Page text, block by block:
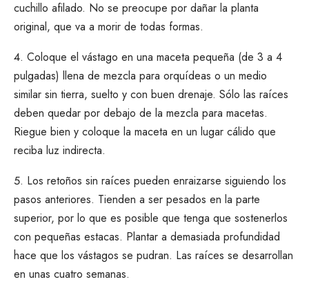
cuchillo afilado. No se preocupe por dañar la planta
original, que va a morir de todas formas.
Coloque el vástago en una maceta pequeña (de 3 a 4
pulgadas) llena de mezcla para orquídeas o un medio
similar sin tierra, suelto y con buen drenaje. Sólo las raíces
deben quedar por debajo de la mezcla para macetas.
Riegue bien y coloque la maceta en un lugar cálido que
reciba luz indirecta.
Los retoños sin raíces pueden enraizarse siguiendo los
pasos anteriores. Tienden a ser pesados en la parte
superior, por lo que es posible que tenga que sostenerlos
con pequeñas estacas. Plantar a demasiada profundidad
hace que los vástagos se pudran. Las raíces se desarrollan
en unas cuatro semanas.